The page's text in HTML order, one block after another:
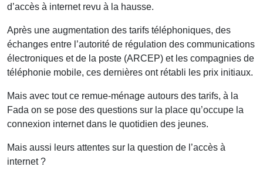
d’accès à internet revu à la hausse.
Après une augmentation des tarifs téléphoniques, des
échanges entre l’autorité de régulation des communications
électroniques et de la poste (ARCEP) et les compagnies de
téléphonie mobile, ces dernières ont rétabli les prix initiaux.
Mais avec tout ce remue-ménage autours des tarifs, à la
Fada on se pose des questions sur la place qu’occupe la
connexion internet dans le quotidien des jeunes.
Mais aussi leurs attentes sur la question de l’accès à
internet ?